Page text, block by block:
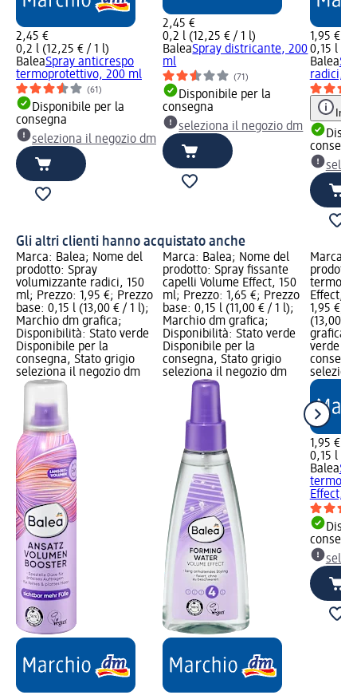
2,45 €
0,2 l (12,25 € / 1 l)
BaleaSpray anticrespo
termoprotettivo, 200 ml
(61)
Disponibile per la
consegna
seleziona il negozio dm
2,45 €
0,2 l (12,25 € / 1 l)
BaleaSpray districante, 200
ml
(71)
Disponibile per la
consegna
seleziona il negozio dm
1,95 €
0,15 l
Balea
radici,
Gli altri clienti hanno acquistato anche
Marca: Balea; Nome del
prodotto: Spray
volumizzante radici, 150
ml; Prezzo: 1,95 €; Prezzo
base: 0,15 l (13,00 € / 1 l);
Marchio dm grafica;
Disponibilità: Stato verde
Disponibile per la
consegna, Stato grigio
seleziona il negozio dm
Marca: Balea; Nome del
prodotto: Spray fissante
capelli Volume Effect, 150
ml; Prezzo: 1,65 €; Prezzo
base: 0,15 l (11,00 € / 1 l);
Marchio dm grafica;
Disponibilità: Stato verde
Disponibile per la
consegna, Stato grigio
seleziona il negozio dm
Marca:
Effect,
1,95 €;
(13,00 €
grafica;
verde
1,95 €
0,15 l
Balea
Effect,